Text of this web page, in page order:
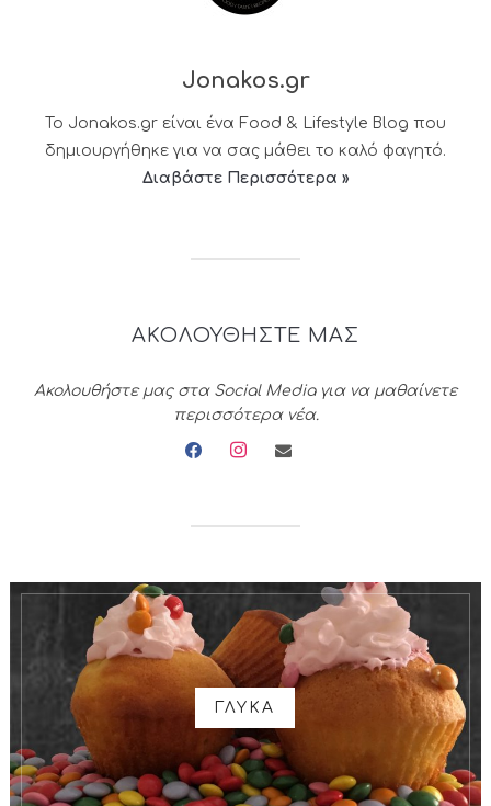
Jonakos.gr
Το Jonakos.gr είναι ένα Food & Lifestyle Blog που
δημιουργήθηκε για να σας μάθει το καλό φαγητό.
Διαβάστε Περισσότερα »
ΑΚΟΛΟΥΘΗΣΤΕ ΜΑΣ
Ακολουθήστε μας στα Social Media για να μαθαίνετε
περισσότερα νέα.
facebookinstagramenvelope
ΓΛΥΚΑ